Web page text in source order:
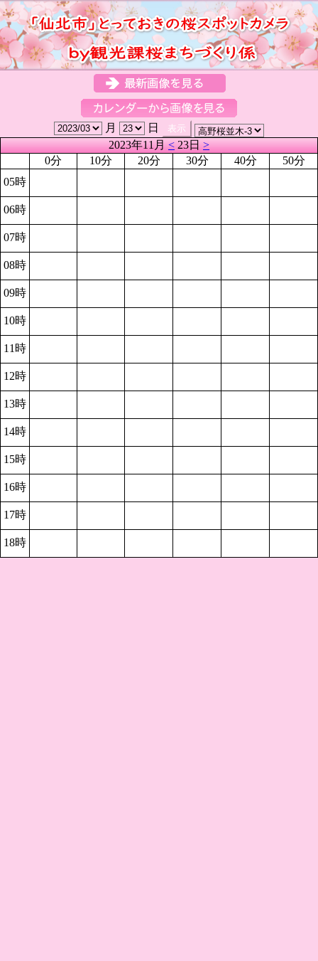
月
日
2023年11月<23日>
0分
10分 20分 30分 40分
50分
05時
06時
07時
08時
09時
10時
11時
12時
13時
14時
15時
16時
17時
18時